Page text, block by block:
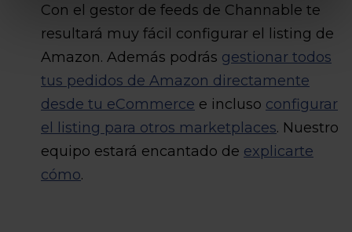
Con el gestor de feeds de Channable te
resultará muy fácil configurar el listing de
Amazon. Además podrás gestionar todos
tus pedidos de Amazon directamente
desde tu eCommerce e incluso configurar
el listing para otros marketplaces. Nuestro
equipo estará encantado de explicarte
cómo.